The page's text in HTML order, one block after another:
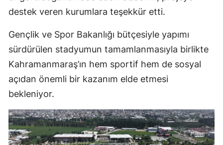
destek veren kurumlara teşekkür etti.
Gençlik ve Spor Bakanlığı bütçesiyle yapımı
sürdürülen stadyumun tamamlanmasıyla birlikte
Kahramanmaraş’ın hem sportif hem de sosyal
açıdan önemli bir kazanım elde etmesi
bekleniyor.